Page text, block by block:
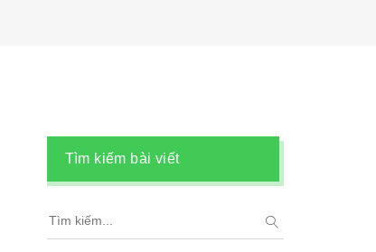
Tìm kiếm bài viết